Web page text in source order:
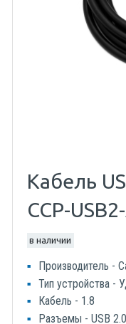
Кабель
CCP-
в наличии
Производитель -
Тип устройства -
Кабель - 1.8
Разъемы - USB 2.0